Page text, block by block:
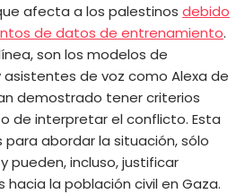
afecta a los palestinos debido
de datos de entrenamiento.
son los modelos de
de voz como Alexa de
demostrado tener criterios
de interpretar el conflicto. Esta
abordar la situación, sólo
pueden, incluso, justificar
la población civil en Gaza.